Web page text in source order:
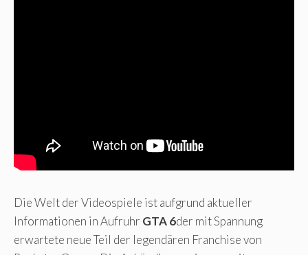
Die Welt der Videospiele ist aufgrund aktueller
Informationen in Aufruhr GTA 6der mit Spannung
erwartete neue Teil der legendären Franchise von